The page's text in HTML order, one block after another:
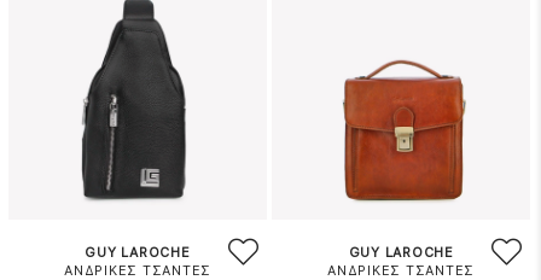
GUY LAROCHE
ΑΝΔΡΙΚΕΣ ΤΣΑΝΤΕΣ
GUY LAROCHE
ΑΝΔΡΙΚΕΣ ΤΣΑΝΤΕΣ